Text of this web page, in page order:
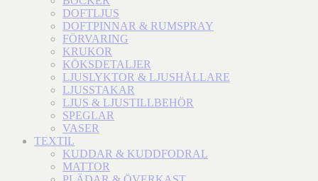
DOFTLJUS
DOFTPINNAR & RUMSPRAY
FÖRVARING
KRUKOR
KÖKSDETALJER
LJUSLYKTOR & LJUSHÅLLARE
LJUSSTAKAR
LJUS & LJUSTILLBEHÖR
SPEGLAR
VASER
TEXTIL
KUDDAR & KUDDFODRAL
MATTOR